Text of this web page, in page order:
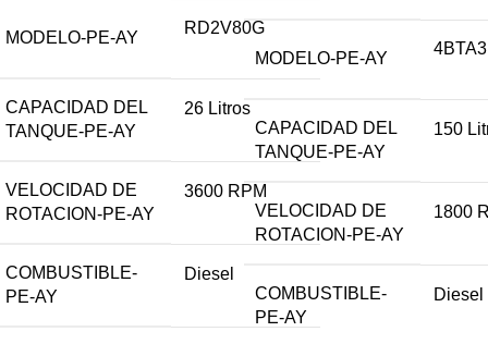
MODELO-PE-AY
RD2V80G
CAPACIDAD DEL
TANQUE-PE-AY
26 Litros
VELOCIDAD DE
ROTACION-PE-AY
3600 RPM
COMBUSTIBLE-
PE-AY
Diesel
MODELO-PE-AY
CAPACIDAD DEL
TANQUE-PE-AY
150
VELOCIDAD DE
ROTACION-PE-AY
1800
COMBUSTIBLE-
PE-AY
Diesel